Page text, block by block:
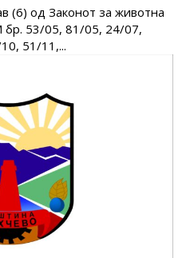
(6) од Законот за животна
бр. 53/05, 81/05, 24/07,
51/11,...